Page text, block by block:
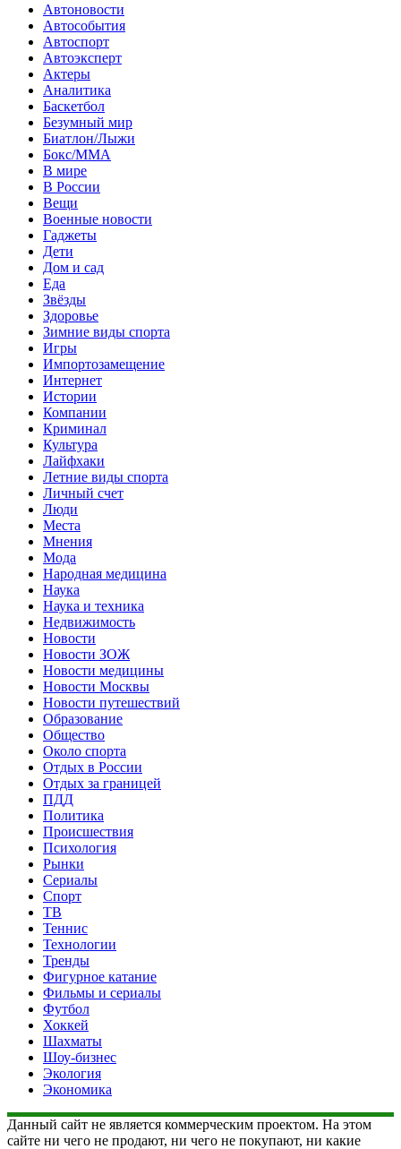
Автоновости
Автособытия
Автоспорт
Автоэксперт
Актеры
Аналитика
Баскетбол
Безумный мир
Биатлон/Лыжи
Бокс/MMA
В мире
В России
Вещи
Военные новости
Гаджеты
Дети
Дом и сад
Еда
Звёзды
Здоровье
Зимние виды спорта
Игры
Импортозамещение
Интернет
Истории
Компании
Криминал
Культура
Лайфхаки
Летние виды спорта
Личный счет
Люди
Места
Мнения
Мода
Народная медицина
Наука
Наука и техника
Недвижимость
Новости
Новости ЗОЖ
Новости медицины
Новости Москвы
Новости путешествий
Образование
Общество
Около спорта
Отдых в России
Отдых за границей
ПДД
Политика
Происшествия
Психология
Рынки
Сериалы
Спорт
ТВ
Теннис
Технологии
Тренды
Фигурное катание
Фильмы и сериалы
Футбол
Хоккей
Шахматы
Шоу-бизнес
Экология
Экономика
Данный сайт не является коммерческим проектом. На этом
сайте ни чего не продают, ни чего не покупают, ни какие